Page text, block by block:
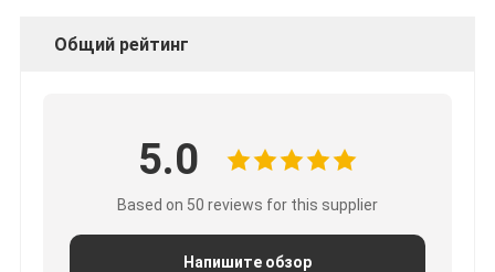
Общий рейтинг
5.0
Based on 50 reviews for this supplier
Напишите обзор